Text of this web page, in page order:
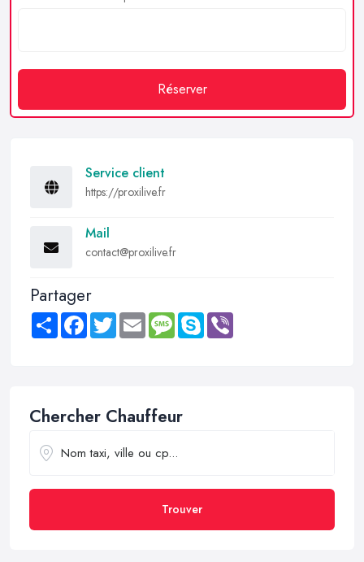
Réserver
Service client
https://proxilive.fr
Mail
contact@proxilive.fr
Partager
Share FacebookTwitter Email MessageSkype
Chercher Chauffeur
Trouver